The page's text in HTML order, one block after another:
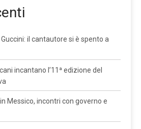
il cantautore si è spento a
incantano l’11ª edizione del
in Messico, incontri con governo e